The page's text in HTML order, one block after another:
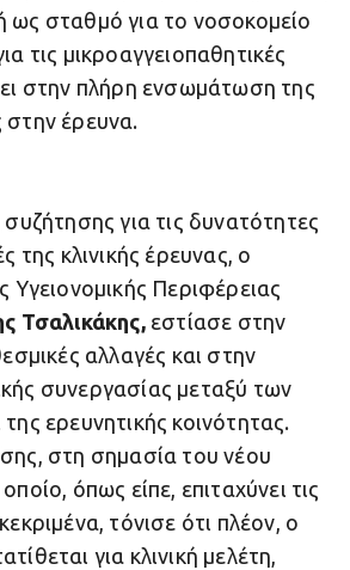
ως σταθμό για το νοσοκομείο
τις μικροαγγειοπαθητικές
στην πλήρη ενσωμάτωση της
στην έρευνα.
συζήτησης για τις δυνατότητες
της κλινικής έρευνας, ο
Υγειονομικής Περιφέρειας
Τσαλικάκης,εστίασε στην
αλλαγές και στην
συνεργασίας μεταξύ των
ερευνητικής κοινότητας.
στη σημασία του νέου
όπως είπε, επιταχύνει τις
τόνισε ότι πλέον, ο
για κλινική μελέτη,